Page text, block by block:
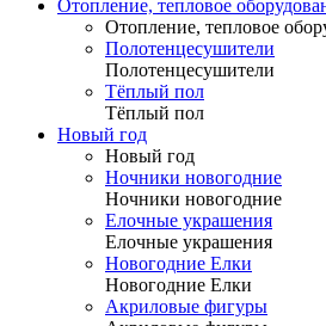
Отопление, тепловое
Отопление, тепловое
Полотенцесушители
Полотенцесушители
Тёплый пол
Тёплый пол
Новый год
Новый год
Ночники новогодние
Ночники новогодние
Елочные украшения
Елочные украшения
Новогодние Елки
Новогодние Елки
Акриловые фигуры